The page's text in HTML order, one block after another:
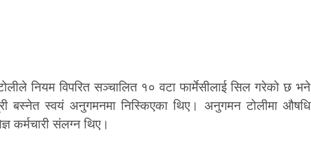
नियम विपरित सञ्चालित १० वटा फार्मेसीलाई सिल गरेको छ भने
बस्नेत स्वयं अनुगमनमा निस्किएका थिए। अनुगमन टोलीमा औषधि
कर्मचारी संलग्न थिए।